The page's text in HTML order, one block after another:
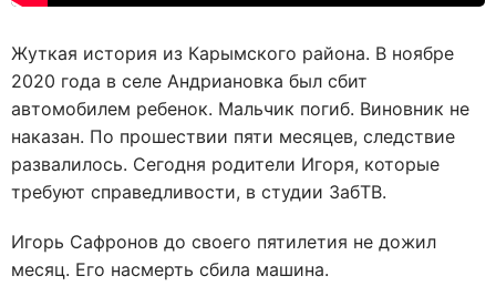
Жуткая история из Карымского района. В ноябре
2020 года в селе Андриановка был сбит
автомобилем ребенок. Мальчик погиб. Виновник не
наказан. По прошествии пяти месяцев, следствие
развалилось. Сегодня родители Игоря, которые
требуют справедливости, в студии ЗабТВ.
Игорь Сафронов до своего пятилетия не дожил
месяц. Его насмерть сбила машина.